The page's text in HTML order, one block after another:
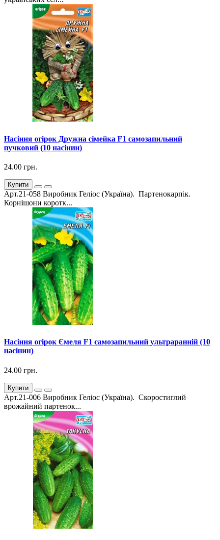
Насіння огірок Дружна сімейка F1 самозапильний
пучковий (10 насінин)
24.00 грн.
Купити
Арт.21-058 Виробник Геліос (Україна). Партенокарпік.
Корнішони коротк...
Насіння огірок Ємеля F1 самозапильний ультраранній (10
насінин)
24.00 грн.
Купити
Арт.21-006 Виробник Геліос (Україна). Скоростиглий
врожайний партенок...